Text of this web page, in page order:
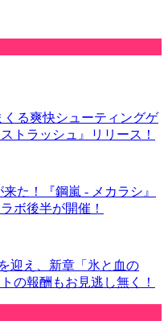
くる爽快シューティングゲ
トラッシュ』リリース！
た！『鋼嵐 - メカラシ』
ボ後半が開催！
迎え、新章「氷と血の
の報酬もお見逃し無く！